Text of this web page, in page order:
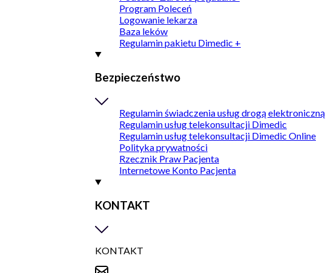
Program Poleceń
Logowanie lekarza
Baza leków
Regulamin pakietu Dimedic +
Bezpieczeństwo
Regulamin świadczenia usług drogą elektroniczną
Regulamin usług telekonsultacji Dimedic
Regulamin usług telekonsultacji Dimedic Online
Polityka prywatności
Rzecznik Praw Pacjenta
Internetowe Konto Pacjenta
KONTAKT
KONTAKT